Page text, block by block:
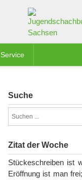
Service
Suche
Zitat der Woche
Stückeschreiben ist
Eröffnung ist man